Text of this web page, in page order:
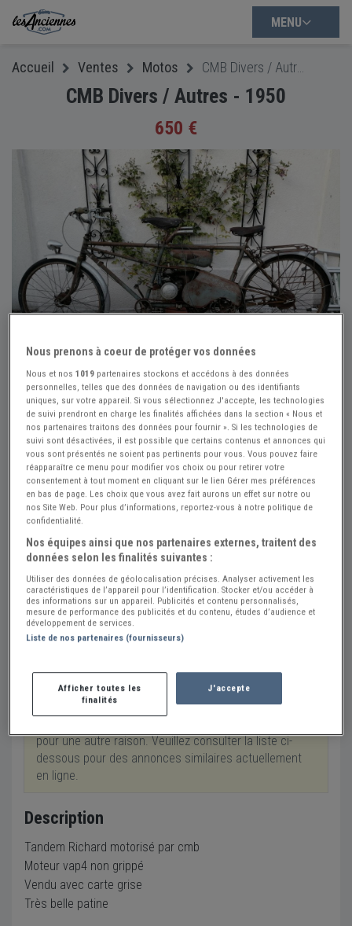
MENU
Accueil Ventes Motos
CMB Divers / Autres - 1950
650 €
+13
Réf : A857807 Actualisée le : 14/06/2026
CMB Divers / Autres - 1950
Créer une alerte CMB Divers / Autres
650 €
Vendeur Particulier
Loir et Cher (41) - CANDE-SUR-BEUVRON (41120)
pour une autre raison. Veuillez consulter la liste ci-
dessous pour des annonces similaires actuellement
en ligne.
Description
Tandem Richard motorisé par cmb
Moteur vap4 non grippé
Vendu avec carte grise
Très belle patine
Nous prenons à coeur de protéger vos données
Nous et nos1019 partenaires stockons et accédons à des données
personnelles, telles que des données de navigation ou des identifiants
uniques, sur votre appareil. Si vous sélectionnez J'accepte, les technologies
de suivi prendront en charge les finalités affichées dans la section « Nous et
nos partenaires traitons des données pour fournir ». Si les technologies de
suivi sont désactivées, il est possible que certains contenus et annonces qui
vous sont présentés ne soient pas pertinents pour vous. Vous pouvez faire
réapparaître ce menu pour modifier vos choix ou pour retirer votre
consentement à tout moment en cliquant sur le lien Gérer mes préférences
en bas de page. Les choix que vous avez fait aurons un effet sur notre ou
nos Site Web. Pour plus d’informations, reportez-vous à notre politique de
confidentialité.
Nos équipes ainsi que nos partenaires externes, traitent des
données selon les finalités suivantes :
Utiliser des données de géolocalisation précises. Analyser activement les
caractéristiques de l’appareil pour l’identification. Stocker et/ou accéder à
des informations sur un appareil. Publicités et contenu personnalisés,
mesure de performance des publicités et du contenu, études d’audience et
développement de services.
Liste de nos partenaires (fournisseurs)
Afficher toutes les
finalités
J'accepte